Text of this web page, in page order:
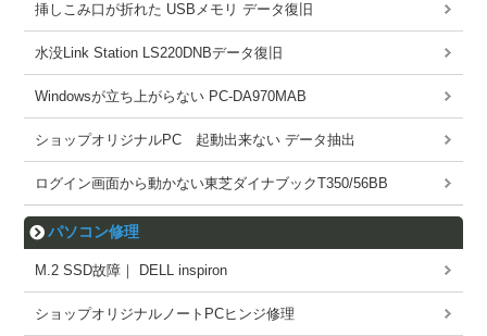
挿しこみ口が折れた USBメモリ データ復旧
水没Link Station LS220DNBデータ復旧
Windowsが立ち上がらない PC-DA970MAB
ショップオリジナルPC 起動出来ない データ抽出
ログイン画面から動かない東芝ダイナブックT350/56BB
パソコン修理
M.2 SSD故障｜ DELL inspiron
ショップオリジナルノートPCヒンジ修理